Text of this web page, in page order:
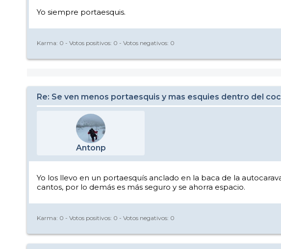
Yo siempre portaesquis.
Karma: 0 - Votos positivos: 0 - Votos negativos: 0
Re: Se ven menos portaesquis y mas esquies dentro del
Antonp
Yo los llevo en un portaesquís anclado en la baca de la
cantos, por lo demás es más seguro y se ahorra espacio.
Karma: 0 - Votos positivos: 0 - Votos negativos: 0